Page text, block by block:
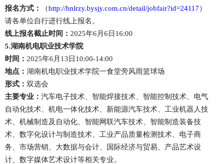
报名方式：
（http://hnlrzy.bysjy.com.cn/detail/jobfair?id=24117）
请各单位自行进行线上报名。
线上报名截止时间： 2025年6月6日16:00
5.湖南机电职业技术学院
时间： 2025年6月13日10:00-14:00
地点： 湖南机电职业技术学院一食堂旁风雨篮球场
形式： 双选会
主要专业： 汽车电子技术、智能焊接技术、智能控制技术、电气
自动化技术、机电一体化技术、新能源汽车技术、工业机器人技
术、机械制造及自动化、智能网联汽车技术、智能制造装备技
术、数字化设计与制造技术、工业产品质量检测技术、电子商
务、市场营销、大数据与会计、国际经济与贸易、产品艺术设
计、数字媒体艺术设计等相关专业。